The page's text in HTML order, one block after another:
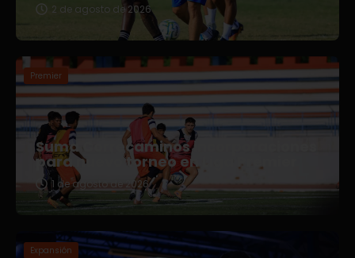
2 de agosto de 2026
Premier
Suma Correcaminos incorporaciones
para nuevo torneo en Liga Premier
1 de agosto de 2026
Expansión